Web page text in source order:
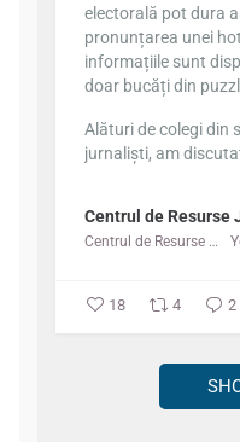
electorală pot dura
pronunțarea unei
informațiile sunt
doar bucăți din
Alături de colegi din
jurnaliști, am
Centrul de Resurse
Centrul de Resurse Juridice
18 4 2